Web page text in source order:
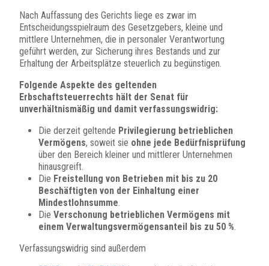
Nach Auffassung des Gerichts liege es zwar im
Entscheidungsspielraum des Gesetzgebers, kleine und
mittlere Unternehmen, die in personaler Verantwortung
geführt werden, zur Sicherung ihres Bestands und zur
Erhaltung der Arbeitsplätze steuerlich zu begünstigen.
Folgende Aspekte des geltenden
Erbschaftsteuerrechts hält der Senat für
unverhältnismäßig und damit verfassungswidrig:
Die derzeit geltende Privilegierung betrieblichen
Vermögens, soweit sie ohne jede Bedürfnisprüfung
über den Bereich kleiner und mittlerer Unternehmen
hinausgreift.
Die Freistellung von Betrieben mit bis zu 20
Beschäftigten von der Einhaltung einer
Mindestlohnsumme.
Die Verschonung betrieblichen Vermögens mit
einem Verwaltungsvermögensanteil bis zu 50 %.
Verfassungswidrig sind außerdem